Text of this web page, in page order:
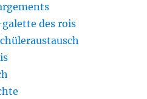
des rois